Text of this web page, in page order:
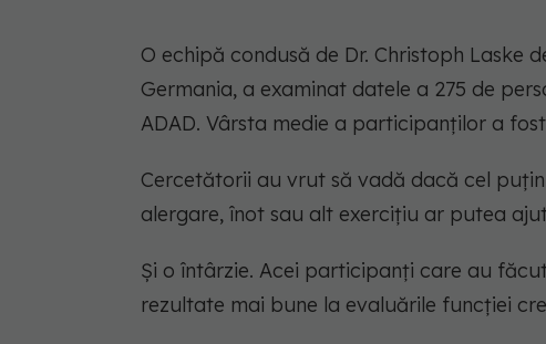
O echipă condusă de Dr. Christoph Laske
Germania, a examinat datele a 275 de
ADAD. Vârsta medie a participanților a
Cercetătorii au vrut să vadă dacă cel
alergare, înot sau alt exercițiu ar putea
Și o întârzie. Acei participanți care au
rezultate mai bune la evaluările funcției